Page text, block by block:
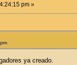
pm »
ya creado.